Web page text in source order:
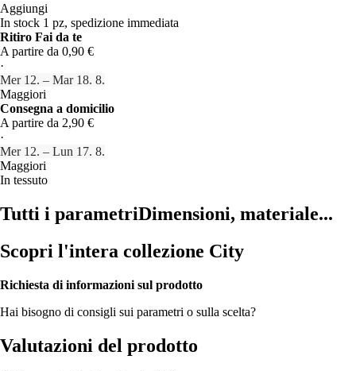
Aggiungi
In stock 1 pz, spedizione immediata
Ritiro Fai da te
A partire da 0,90 €
·
Mer 12. – Mar 18. 8.
Maggiori
Consegna a domicilio
A partire da 2,90 €
·
Mer 12. – Lun 17. 8.
Maggiori
In tessuto
Tutti i parametriDimensioni, materiale...
Scopri l'intera collezione City
Richiesta di informazioni sul prodotto
Hai bisogno di consigli sui parametri o sulla scelta?
Valutazioni del prodotto